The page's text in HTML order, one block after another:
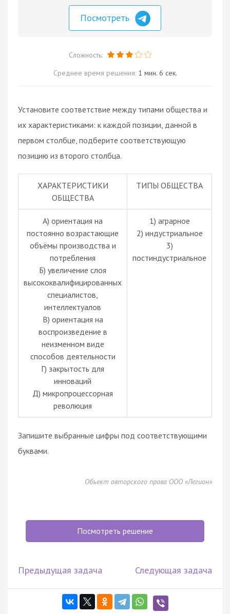
Посмотреть
Сложность:
Среднее время решения: 1 мин. 6 сек.
Установите соответствие между типами общества и
их характеристиками: к каждой позиции, данной в
первом столбце, подберите соответствующую
позицию из второго столбца.
ХАРАКТЕРИСТИКИ
ОБЩЕСТВА
ТИПЫ ОБЩЕСТВА
А) ориентация на
постоянно возрастающие
объёмы производства и
потребления
Б) увеличение слоя
высококвалифицированных
специалистов,
интеллектуалов
B) ориентация на
воспроизведение в
неизменном виде
способов деятельности
Г) закрытость для
инноваций
Д) микропроцессорная
революция
1) аграрное
2) индустриальное
3)
постиндустриальное
Запишите выбранные цифры под соответствующими
буквами.
Объект авторского права ООО «Легион»
Посмотреть решение
Предыдущая задача Следующая задача